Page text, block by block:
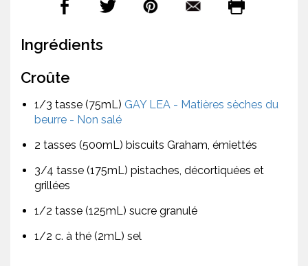
Ingrédients
Croûte
1/3 tasse (75mL) GAY LEA - Matières sèches du
beurre - Non salé
2 tasses (500mL) biscuits Graham, émiettés
3/4 tasse (175mL) pistaches, décortiquées et
grillées
1/2 tasse (125mL) sucre granulé
1/2 c. à thé (2mL) sel